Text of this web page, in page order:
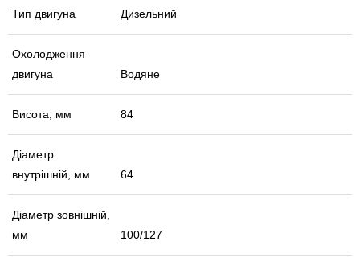
Тип двигуна Дизельний
Охолодження
двигуна
Водяне
Висота, мм 84
Діаметр
внутрішній, мм
64
Діаметр зовнішній,
мм
100/127